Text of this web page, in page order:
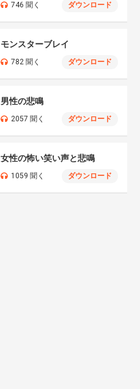
746 聞く ダウンロード
モンスターブレイ
782 聞く ダウンロード
男性の悲鳴
2057 聞く ダウンロード
女性の怖い笑い声と悲鳴
1059 聞く ダウンロード